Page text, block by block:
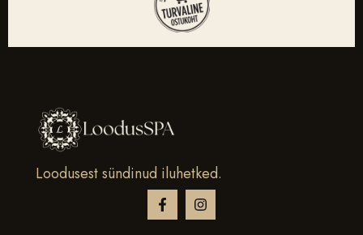
Loodusest sündinud iluhetked.